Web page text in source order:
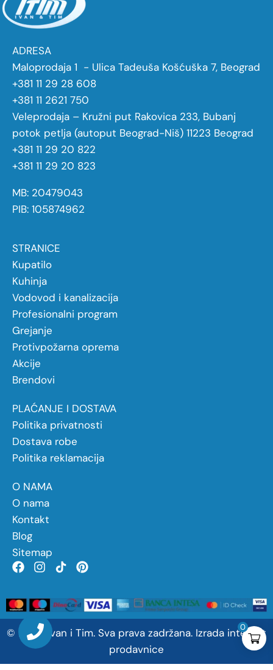
0
ADRESA
Maloprodaja 1 - Ulica Tadeuša Košćuška 7, Beograd
+381 11 29 28 608
+381 11 2621 750
Veleprodaja – Kružni put Rakovica 233, Bubanj
potok petlja (autoput Beograd-Niš) 11223 Beograd
+381 11 29 20 822
+381 11 29 20 823
MB: 20479043
PIB: 105874962
STRANICE
Kupatilo
Kuhinja
Vodovod i kanalizacija
Profesionalni program
Grejanje
Protivpožarna oprema
Akcije
Brendovi
PLAĆANJE I DOSTAVA
Politika privatnosti
Dostava robe
Politika reklamacija
O NAMA
O nama
Kontakt
Blog
Sitemap
© 2026 Ivan i Tim. Sva prava zadržana. Izrada internet
prodavnice